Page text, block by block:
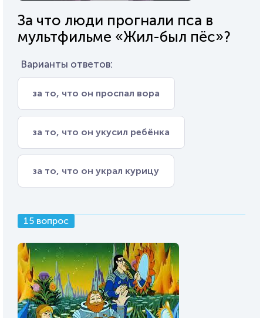
За что люди прогнали пса в
мультфильме «Жил-был пёс»?
Варианты ответов:
за то, что он проспал вора
за то, что он укусил ребёнка
за то, что он украл курицу
15 вопрос